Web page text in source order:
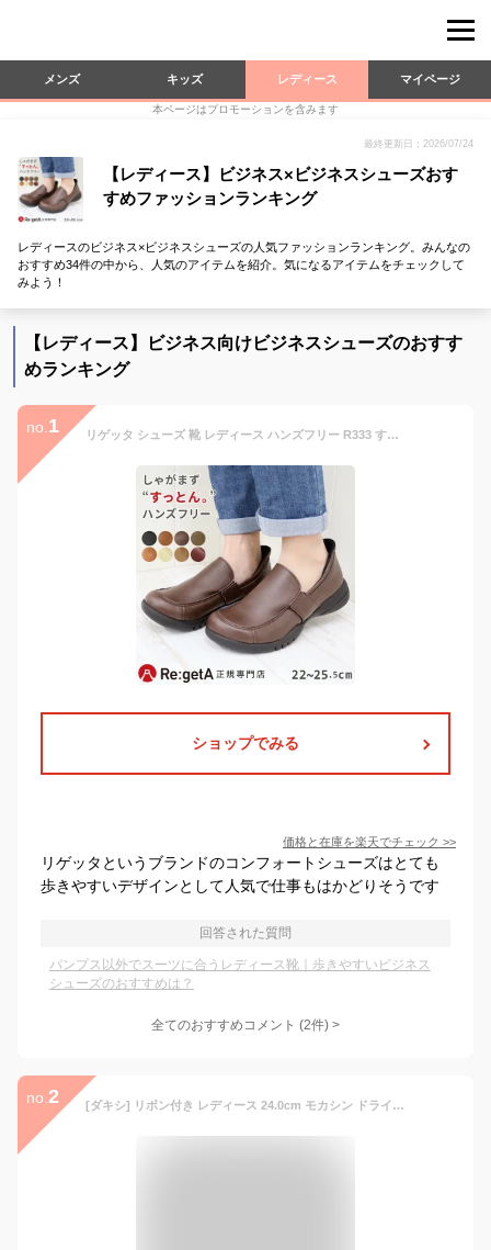
メンズ キッズ レディース マイページ
本ページはプロモーションを含みます
最終更新日：2026/07/24
【レディース】ビジネス×ビジネスシューズおす
すめファッションランキング
レディースのビジネス×ビジネスシューズの人気ファッションランキング。みんなの
おすすめ34件の中から、人気のアイテムを紹介。気になるアイテムをチェックして
みよう！
【レディース】ビジネス向けビジネスシューズのおすす
めランキング
no. 1 リゲッタ シューズ 靴 レディース ハンズフリー R333 すっとん スリッポン フラット | 手を使わずに履ける靴 立ったまま 履ける スリップイン コンフォート ブラック 黒 歩きやすい シンプル 仕事 ビジネスシューズ 日本製
ショップでみる
価格と在庫を楽天でチェック >>
リゲッタというブランドのコンフォートシューズはとても
歩きやすいデザインとして人気で仕事もはかどりそうです
回答された質問
パンプス以外でスーツに合うレディース靴｜歩きやすいビジネス
シューズのおすすめは？
全てのおすすめコメント (2件) >
no. 2 [ダキシ] リボン付き レディース 24.0cm モカシン ドライビング ローファー ママシューズ 大きいサイズ 小さいサイズ 歩きやすい ローヒール カジュアル カラー4 通気 ウォーキング スリッポン スニーカー 軽量